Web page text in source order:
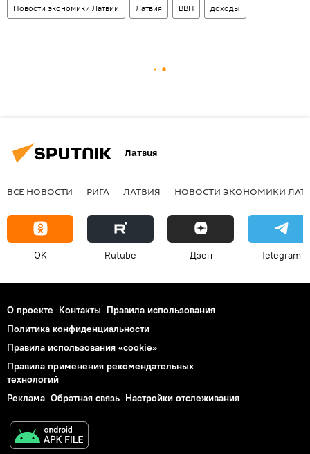
Новости экономики Латвии Латвия ВВП доходы
Латвия
ВСЕ НОВОСТИ РИГА ЛАТВИЯ НОВОСТИ ЭКОНОМИКИ
OK Rutube Дзен Telegram
О проекте Контакты Правила использования
Политика конфиденциальности
Правила использования «cookie»
Правила применения рекомендательных
технологий
Реклама Обратная связь Настройки отслеживания